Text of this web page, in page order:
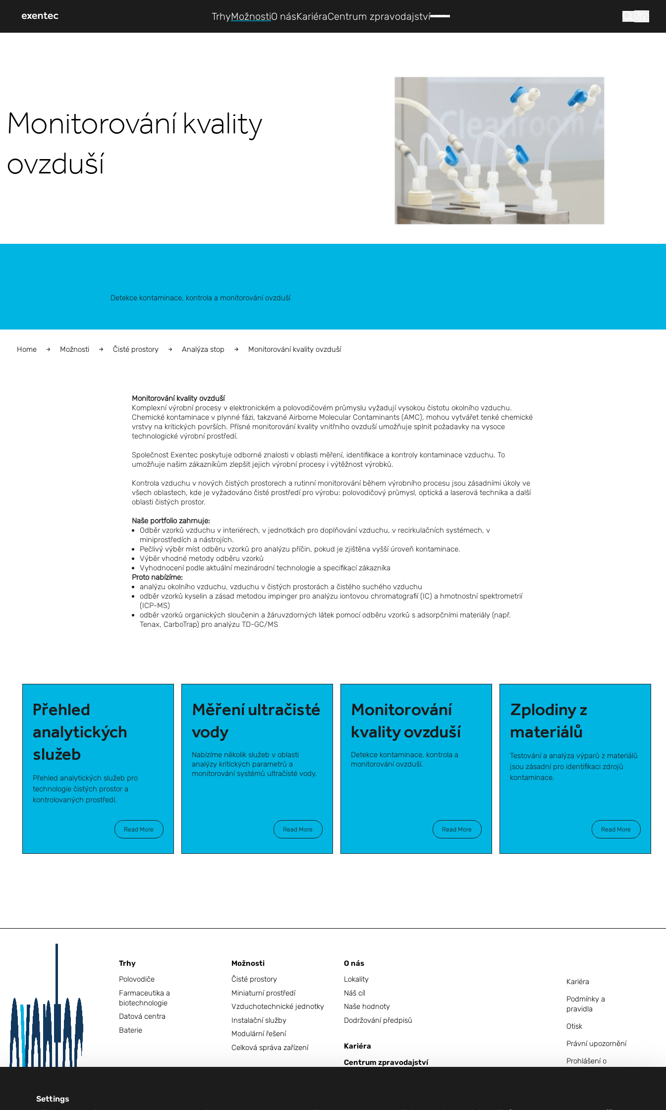
Settings
TrhyMožnostiO násKariéraCentrum zpravodajství
Monitorování kvality
ovzduší
Detekce kontaminace, kontrola a monitorování ovzduší
Home Možnosti Čisté prostory Analýza stop Monitorování kvality ovzduší
Monitorování kvality ovzduší
Komplexní výrobní procesy v elektronickém a polovodičovém průmyslu vyžadují vysokou čistotu okolního vzduchu.
Chemické kontaminace v plynné fázi, takzvané Airborne Molecular Contaminants (AMC), mohou vytvářet tenké chemické
vrstvy na kritických površích. Přísné monitorování kvality vnitřního ovzduší umožňuje splnit požadavky na vysoce
technologické výrobní prostředí.
Společnost Exentec poskytuje odborné znalosti v oblasti měření, identifikace a kontroly kontaminace vzduchu. To
umožňuje našim zákazníkům zlepšit jejich výrobní procesy i výtěžnost výrobků.
Kontrola vzduchu v nových čistých prostorech a rutinní monitorování během výrobního procesu jsou zásadními úkoly ve
všech oblastech, kde je vyžadováno čisté prostředí pro výrobu: polovodičový průmysl, optická a laserová technika a další
oblasti čistých prostor.
Naše portfolio zahrnuje:
Odběr vzorků vzduchu v interiérech, v jednotkách pro doplňování vzduchu, v recirkulačních systémech, v
miniprostředích a nástrojích.
Pečlivý výběr míst odběru vzorků pro analýzu příčin, pokud je zjištěna vyšší úroveň kontaminace.
Výběr vhodné metody odběru vzorků
Vyhodnocení podle aktuální mezinárodní technologie a specifikací zákazníka
Proto nabízíme:
analýzu okolního vzduchu, vzduchu v čistých prostorách a čistého suchého vzduchu
odběr vzorků kyselin a zásad metodou impinger pro analýzu iontovou chromatografií (IC) a hmotnostní spektrometrií
(ICP-MS)
odběr vzorků organických sloučenin a žáruvzdorných látek pomocí odběru vzorků s adsorpčními materiály (např.
Tenax, CarboTrap) pro analýzu TD-GC/MS
Přehled
analytických
služeb
Přehled analytických služeb pro
technologie čistých prostor a
kontrolovaných prostředí.
Read More
Měření ultračisté
vody
Nabízíme několik služeb v oblasti
analýzy kritických parametrů a
monitorování systémů ultračisté vody.
Read More
Monitorování
kvality ovzduší
Detekce kontaminace, kontrola a
monitorování ovzduší.
Read More
Zplodiny z
materiálů
Testování a analýza výparů z materiálů
jsou zásadní pro identifikaci zdrojů
kontaminace.
Read More
Trhy
Polovodiče
Farmaceutika a
biotechnologie
Datová centra
Baterie
Možnosti
Čisté prostory
Miniaturní prostředí
Vzduchotechnické jednotky
Instalační služby
Modulární řešení
Celková správa zařízení
O nás
Lokality
Náš cíl
Naše hodnoty
Dodržování předpisů
Kariéra
Centrum zpravodajství
Kariéra
Podmínky a
pravidla
Otisk
Právní upozornění
Prohlášení o